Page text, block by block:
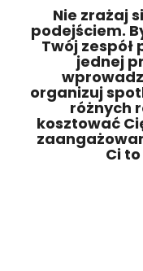
Nie zrażaj
podejściem.
Twój
jednej
organizuj
różnych
kosztować
Ci